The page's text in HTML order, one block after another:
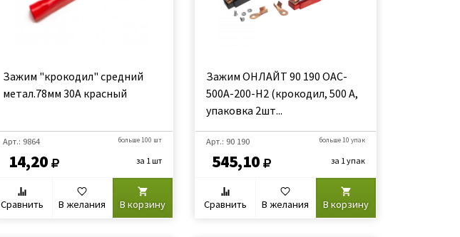
Зажим "крокодил" средний
метал.78мм 30А красный
Арт.: 9864
14,20
больше 100 шт
за 1 шт
Сравнить В желания В корзину
Зажим ОНЛАЙТ 90 190 OAC-
500A-200-H2 (крокодил, 500 А,
упаковка 2шт...
Арт.: 90 190
545,10
больше 10 упак
за 1 упак
Сравнить В желания В корзину